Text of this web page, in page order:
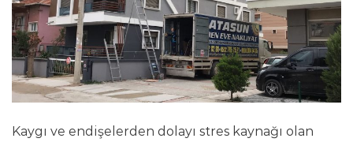
Kaygı ve endişelerden dolayı stres kaynağı olan